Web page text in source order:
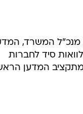
מנכ"ל המשרד,
סיד לחברות
המדען